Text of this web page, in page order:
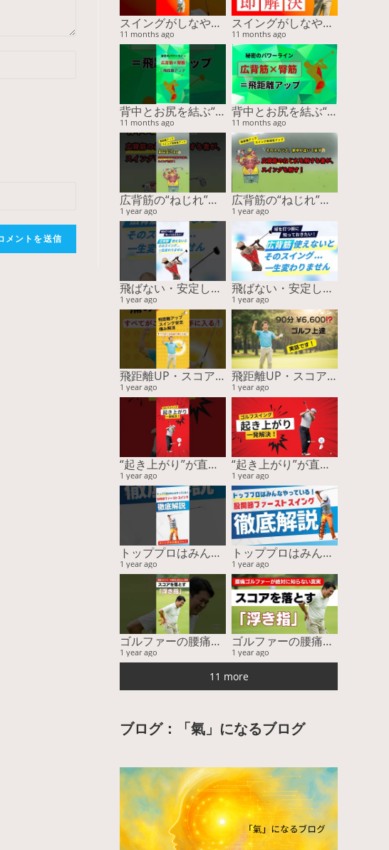
スイングがしなやかに変わる！誰も知らない胸腰筋膜ストレッチ
11 months ago
スイングがしなやかに変わる！誰も知らない胸腰筋膜ストレッチ
11 months ago
背中とお尻を結ぶ“パワーライン”が飛距離を決める！
11 months ago
背中とお尻を結ぶ“パワーライン”が飛距離を決める！
11 months ago
広背筋の“ねじれ”が飛距離を変える！スイング精度も劇的アップ【15周年スペシャル特典あり】
1 year ago
広背筋の“ねじれ”が飛距離を変える！スイング精度も劇的アップ【15周年スペシャル特典あり】
1 year ago
飛ばない・安定しない原因は“ココ”！スイングの回旋をつくる筋肉と簡単チェック
1 year ago
飛ばない・安定しない原因は“ココ”！スイングの回旋をつくる筋肉と簡単チェック
1 year ago
飛距離UP・スコア安定・痛み解消…すべてがこの方法で手に入る！
1 year ago
飛距離UP・スコア安定・痛み解消…すべてがこの方法で手に入る！
1 year ago
“起き上がり”が直らない本当の理由！ “回転”じゃなく“回旋”で飛距離と安定性が激変する
1 year ago
“起き上がり”が直らない本当の理由！ “回転”じゃなく“回旋”で飛距離と安定性が激変する
1 year ago
トッププロはみんなやっている！ 股関節ファーストスイングー『運動連鎖』に基づく股関節主導が最強を徹底解説
1 year ago
トッププロはみんなやっている！ 股関節ファーストスイングー『運動連鎖』に基づく股関節主導が最強を徹底解説
1 year ago
ゴルファーの腰痛、その隠れた原因とは？ゴルフがうまくならない本当の理由。
1 year ago
ゴルファーの腰痛、その隠れた原因とは？ゴルフがうまくならない本当の理由。
1 year ago
11 more
ブログ：「氣」になるブログ